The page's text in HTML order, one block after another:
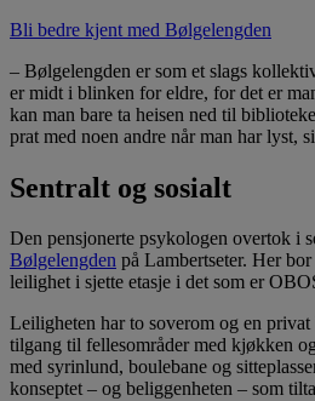
Bli bedre kjent med Bølgelengden
– Bølgelengden er som et slags
er midt i blinken for eldre, for det er
kan man bare ta heisen ned til
prat med noen andre når man har lyst,
Sentralt og sosialt
Den pensjonerte psykologen overtok i
Bølgelengden på Lambertseter. Her
leilighet i sjette etasje i det som er
Leiligheten har to soverom og en
tilgang til fellesområder med kjøkken
med syrinlund, boulebane og
konseptet – og beliggenheten – som